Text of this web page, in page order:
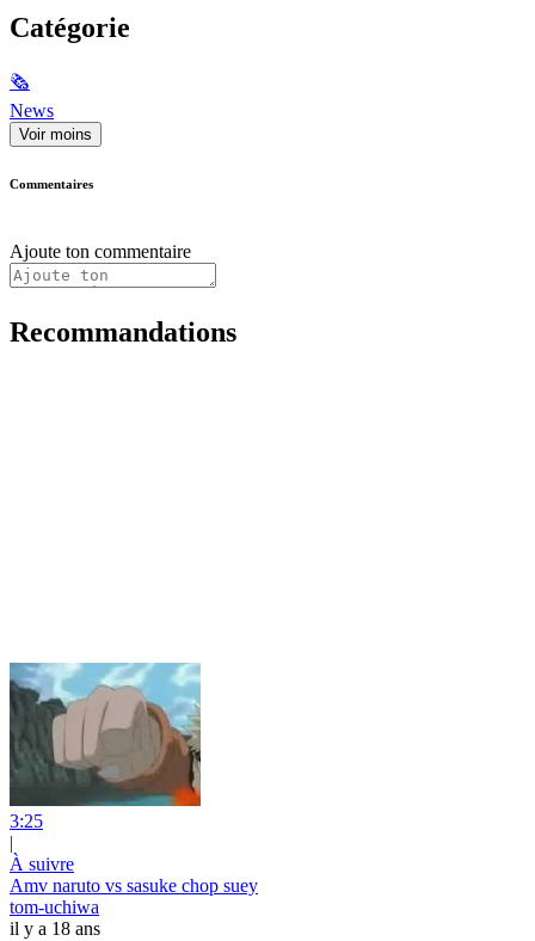
Catégorie
🗞
News
Voir moins
Commentaires
Ajoute ton commentaire
Recommandations
3:25
|
À suivre
Amv naruto vs sasuke chop suey
tom-uchiwa
il y a 18 ans